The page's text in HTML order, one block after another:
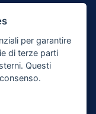
per garantire
di terze parti
Questi